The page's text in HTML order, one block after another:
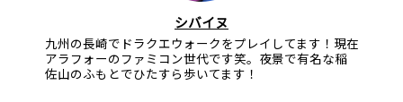
シバイヌ
九州の長崎でドラクエウォークをプレイしてます！現在
アラフォーのファミコン世代です笑。夜景で有名な稲
佐山のふもとでひたすら歩いてます！